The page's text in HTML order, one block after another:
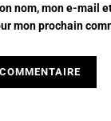
nom, mon e-mail
mon prochain